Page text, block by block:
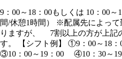
9：00～18：00もしくは 10：00
間/休憩1時間） ※配属先によっ
りますが、 7割以上の方が上記
す。 【シフト例】 ①9：00～18
③10：00～19：00 ④10：30～